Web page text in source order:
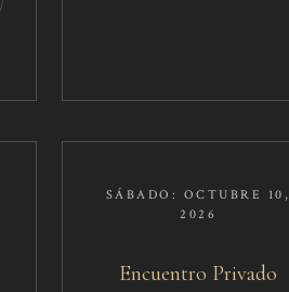
SÁBADO: OCTUBRE 10,
2026
Encuentro Privado